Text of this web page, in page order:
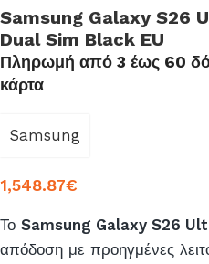
Samsung Galaxy S26
Dual Sim Black EU
Πληρωμή από 3 έως 60
κάρτα
Samsung
1,548.87€
Το Samsung Galaxy S26
απόδοση με προηγμένες